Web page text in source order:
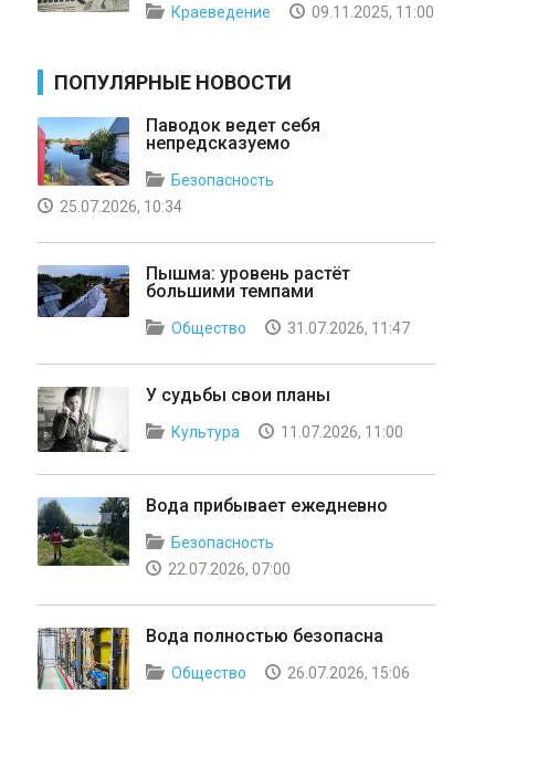
Краеведение 09.11.2025, 11:00
ПОПУЛЯРНЫЕ НОВОСТИ
Паводок ведет себя
непредсказуемо
Безопасность
25.07.2026, 10:34
Пышма: уровень растёт
большими темпами
Общество 31.07.2026, 11:47
У судьбы свои планы
Культура 11.07.2026, 11:00
Вода прибывает ежедневно
Безопасность
22.07.2026, 07:00
Вода полностью безопасна
Общество 26.07.2026, 15:06